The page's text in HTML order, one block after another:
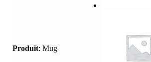
Produit: Mug